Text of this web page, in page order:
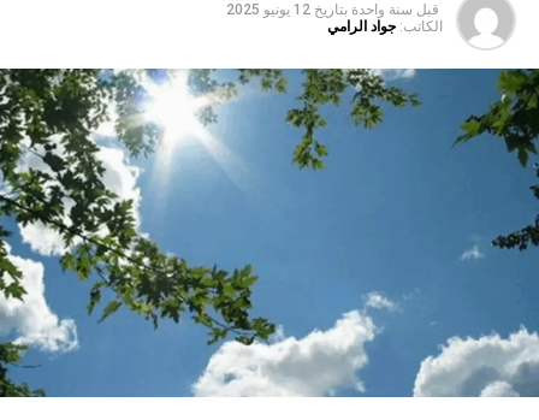
قبل سنة واحدة بتاريخ 12 يونيو 2025
الكاتب: جواد الرامي